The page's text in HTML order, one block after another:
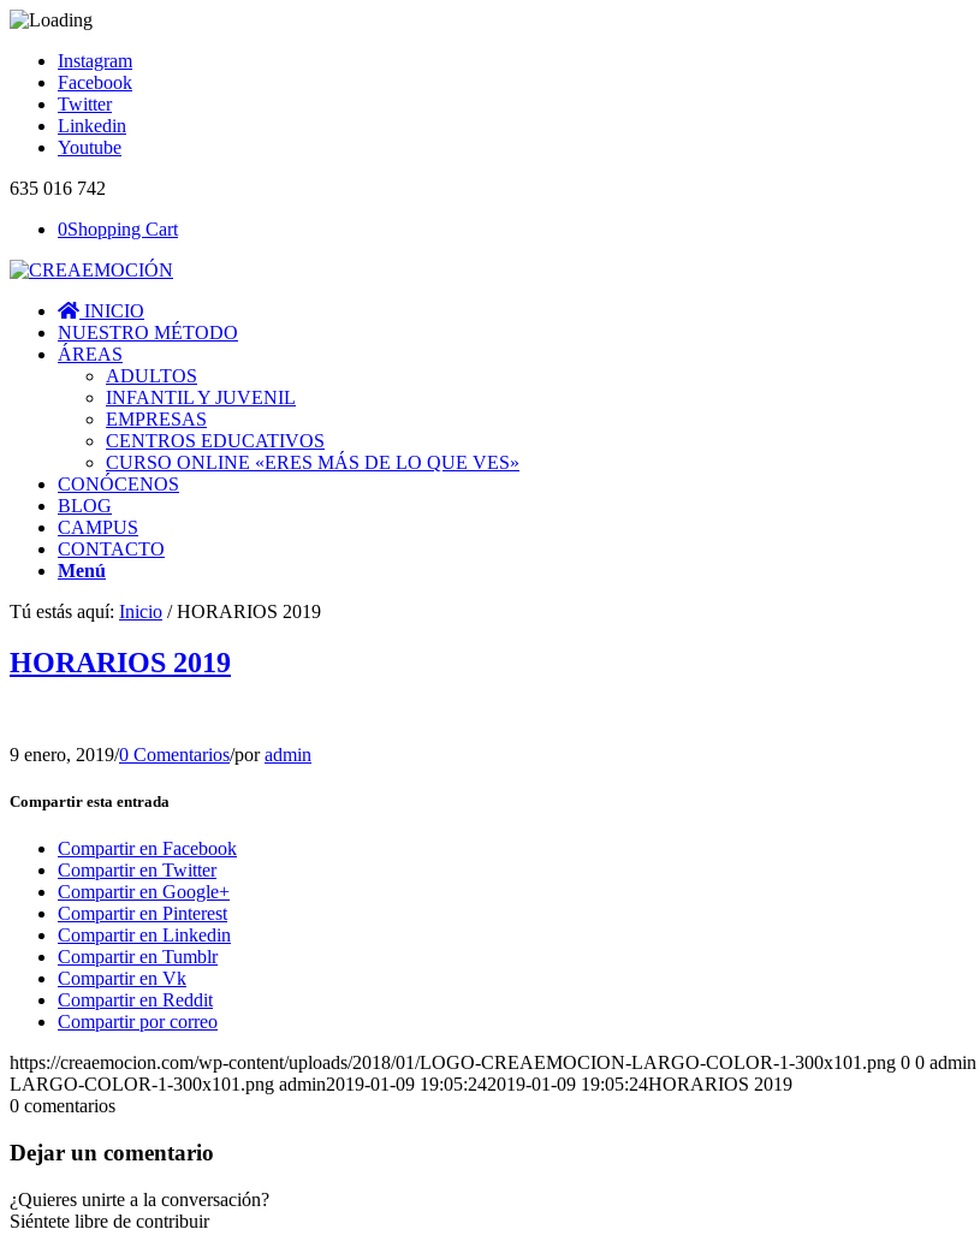
Instagram
Facebook
Twitter
Linkedin
Youtube
635 016 742
0Shopping Cart
INICIO
NUESTRO MÉTODO
ÁREAS
ADULTOS
INFANTIL Y JUVENIL
EMPRESAS
CENTROS EDUCATIVOS
CURSO ONLINE «ERES MÁS DE LO QUE VES»
CONÓCENOS
BLOG
CAMPUS
CONTACTO
Menú
Tú estás aquí: Inicio / HORARIOS 2019
HORARIOS 2019
9 enero, 2019/0 Comentarios/poradmin
Compartir esta entrada
Compartir en Facebook
Compartir en Twitter
Compartir en Google+
Compartir en Pinterest
Compartir en Linkedin
Compartir en Tumblr
Compartir en Vk
Compartir en Reddit
Compartir por correo
https://creaemocion.com/wp-content/uploads/2018/01/LOGO-CREAEMOCION-LARGO-COLOR-1-300x101.png 0 0 admin
LARGO-COLOR-1-300x101.png admin2019-01-09 19:05:242019-01-09 19:05:24HORARIOS 2019
0 comentarios
Dejar un comentario
¿Quieres unirte a la conversación?
Siéntete libre de contribuir